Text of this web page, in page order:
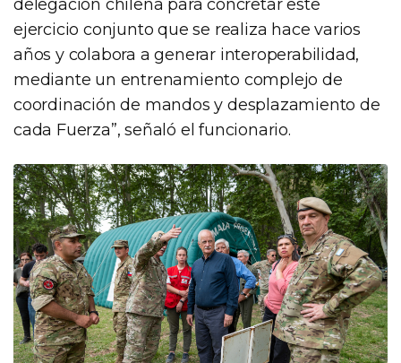
delegación chilena para concretar este
ejercicio conjunto que se realiza hace varios
años y colabora a generar interoperabilidad,
mediante un entrenamiento complejo de
coordinación de mandos y desplazamiento de
cada Fuerza”, señaló el funcionario.